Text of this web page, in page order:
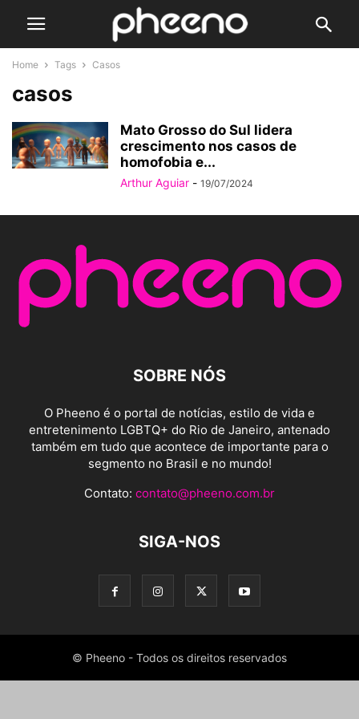
Home Tags Casos
casos
Mato Grosso do Sul lidera
crescimento nos casos de
homofobia e...
Arthur Aguiar - 19/07/2024
SOBRE NÓS
O Pheeno é o portal de notícias, estilo de vida e
entretenimento LGBTQ+ do Rio de Janeiro, antenado
também em tudo que acontece de importante para o
segmento no Brasil e no mundo!
Contato: contato@pheeno.com.br
SIGA-NOS
© Pheeno - Todos os direitos reservados